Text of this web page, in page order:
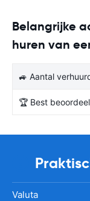
Belangrijke
huren van
🚙 Aantal
🏆 Best
Valuta